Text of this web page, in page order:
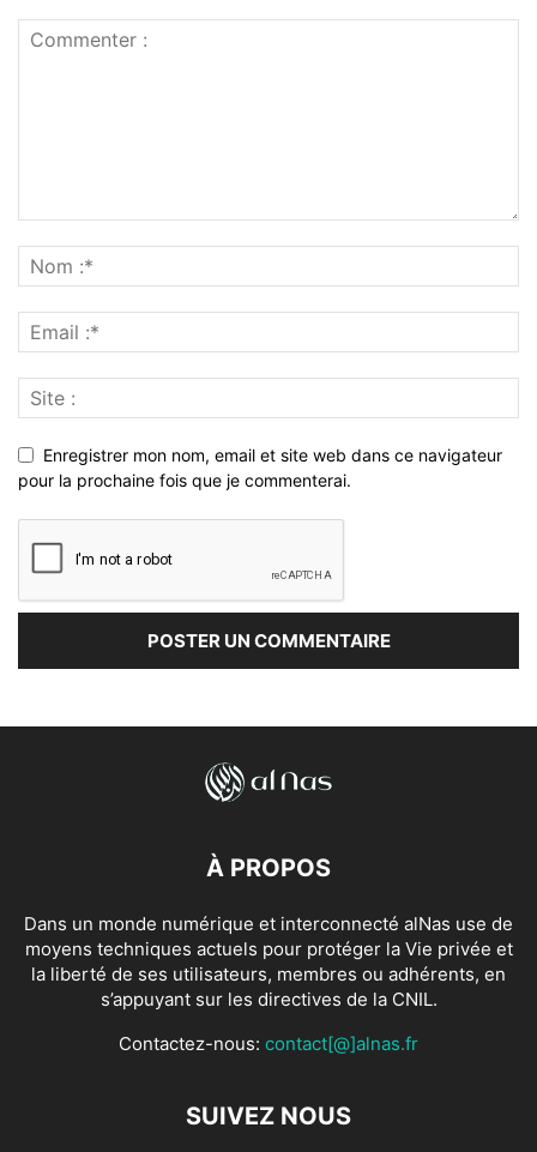
Enregistrer mon nom, email et site web dans ce navigateur
pour la prochaine fois que je commenterai.
À PROPOS
Dans un monde numérique et interconnecté alNas use de
moyens techniques actuels pour protéger la Vie privée et
la liberté de ses utilisateurs, membres ou adhérents, en
s’appuyant sur les directives de la CNIL.
Contactez-nous: contact[@]alnas.fr
SUIVEZ NOUS